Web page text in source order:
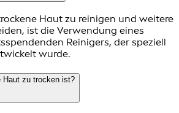
Haut zu reinigen und weitere
ist die Verwendung eines
Reinigers, der speziell
wurde.
Haut zu trocken ist?